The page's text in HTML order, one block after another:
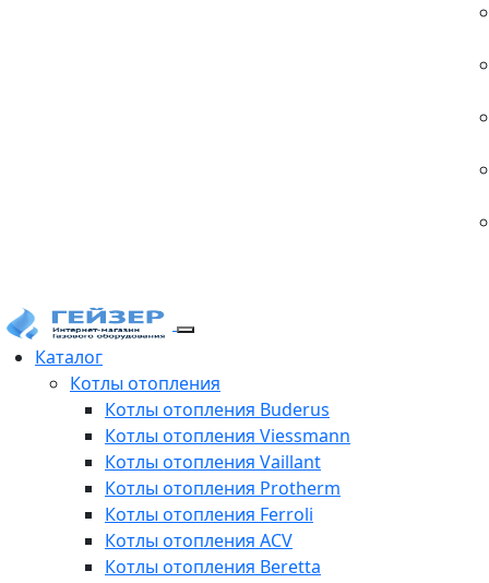
Каталог
Котлы отопления
Котлы отопления Buderus
Котлы отопления Viessmann
Котлы отопления Vaillant
Котлы отопления Protherm
Котлы отопления Ferroli
Котлы отопления ACV
Котлы отопления Beretta